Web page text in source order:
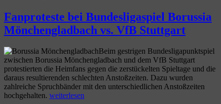
Fanproteste bei Bundesligaspiel Borussia
Mönchengladbach vs. VfB Stuttgart
Beim gestrigen Bundesligapunktspiel
zwischen Borussia Mönchengladbach und dem VfB Stuttgart
protestierten die Heimfans gegen die zerstückelten Spieltage und die
daraus resultierenden schlechten Anstoßzeiten. Dazu wurden
zahlreiche Spruchbänder mit den unterschiedlichen Anstoßzeiten
hochgehalten. „Fanproteste
weiterlesen